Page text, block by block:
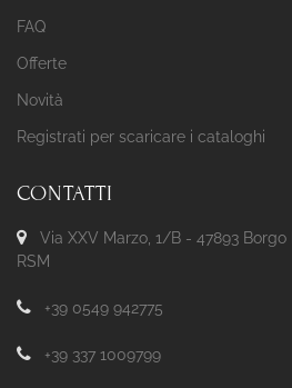
FAQ
Offerte
Novità
Registrati per scaricare i cataloghi
CONTATTI
Via XXV Marzo, 1/B - 47893
RSM
+39 0549 942775
+39 337 1009799